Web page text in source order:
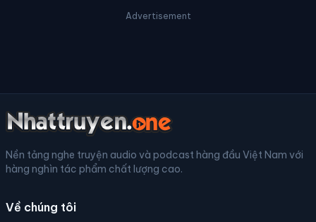
Advertisement
Nền tảng nghe truyện audio và podcast hàng đầu Việt Nam với
hàng nghìn tác phẩm chất lượng cao.
Về chúng tôi